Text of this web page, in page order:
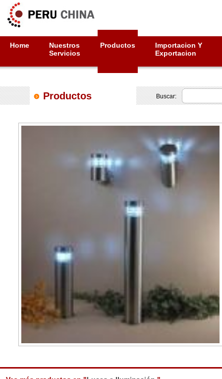
Home
Nuestros
Servicios
Productos
Importacion Y
Exportacion
Productos Buscar: